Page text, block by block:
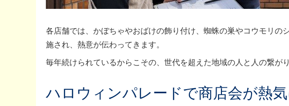
各店舗では、かぼちゃやおばけの飾り付け、蜘蛛の巣やコウモリの
施され、熱意が伝わってきます。
毎年続けられているからこその、世代を超えた地域の人と人の繋が
ハロウィンパレードで商店会が熱気